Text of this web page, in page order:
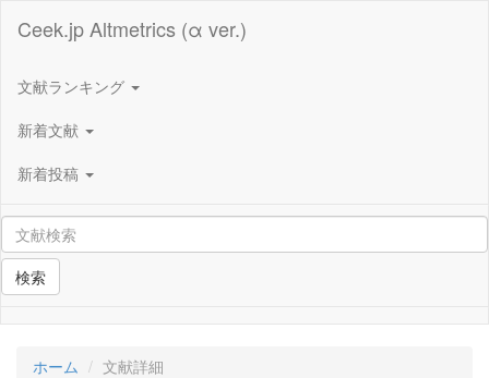
Ceek.jp Altmetrics (α ver.)
文献ランキング
新着文献
新着投稿
検索
ホーム 文献詳細